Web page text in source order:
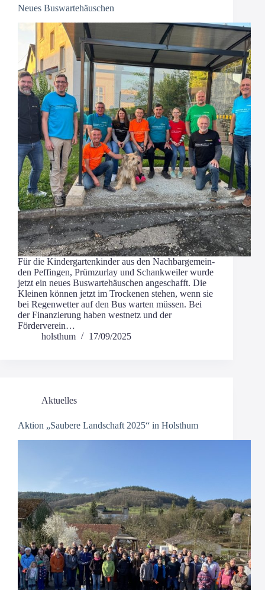
Neues Buswartehäuschen
Für die Kin­der­gar­ten­kin­der aus den Nach­bar­ge­mein­
den Pef­fin­gen, Prümz­ur­lay und Schank­wei­ler wur­de
jetzt ein neu­es Bus­war­te­häus­chen ange­schafft. Die
Klei­nen kön­nen jetzt im Tro­cke­nen ste­hen, wenn sie
bei Regen­wet­ter auf den Bus war­ten müs­sen. Bei
der Finan­zie­rung haben west­netz und der
Förderverein…
holsthum
17/09/2025
Aktuelles
Aktion „Saubere Landschaft 2025“ in Holsthum